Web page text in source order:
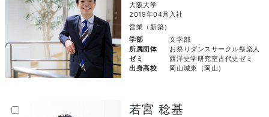
大阪大学
2019年04月入社
営業（新築）
学部
文学部
所属団体
お祭りダンスサークル祭楽人
ゼミ
西洋史学研究室古代史ゼミ
出身高校
岡山城東（岡山）
若宮 稔基